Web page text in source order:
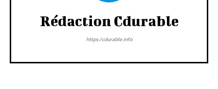
Rédaction Cdurable
https:/cdurable.info